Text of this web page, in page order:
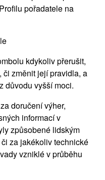
pořadatele na
kdykoliv přerušit,
či změnit její pravidla, a
důvodu vyšší moci.
doručení výher,
informací v
způsobené lidským
za jakékoliv technické
vzniklé v průběhu